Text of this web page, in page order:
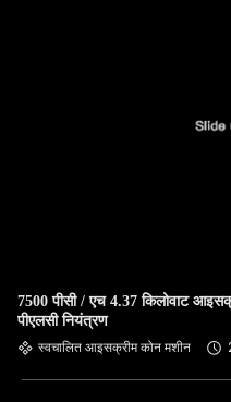
7500 पीसी / एच 4.37 किलोवाट
पीएलसी नियंत्रण
स्वचालित आइसक्रीम कोन मशीन